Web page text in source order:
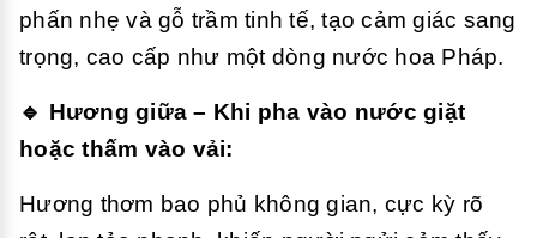
phấn nhẹ và gỗ trầm tinh tế, tạo cảm giác sang
trọng, cao cấp như một dòng nước hoa Pháp.
🔹 Hương giữa – Khi pha vào nước giặt
hoặc thấm vào vải:
Hương thơm bao phủ không gian, cực kỳ rõ